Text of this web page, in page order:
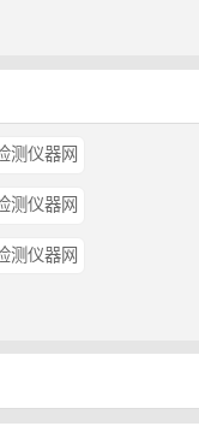
测仪器网
测仪器网
测仪器网